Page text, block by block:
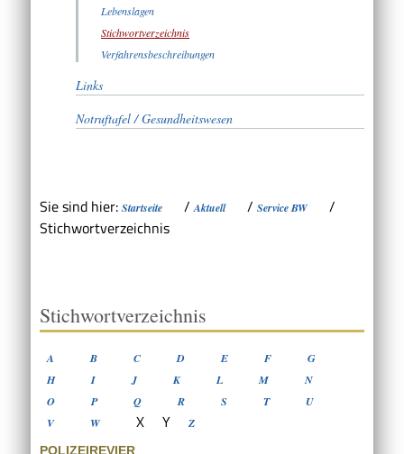
Lebenslagen
Stichwortverzeichnis
Verfahrensbeschreibungen
Links
Notruftafel / Gesundheitswesen
Sie sind hier: Startseite /Aktuell / Service BW
/
Stichwortverzeichnis
Stichwortverzeichnis
A B C D E F
G
H
I J K L M
N
O
P Q R S T
U
V
W X Y Z
POLIZEIREVIER